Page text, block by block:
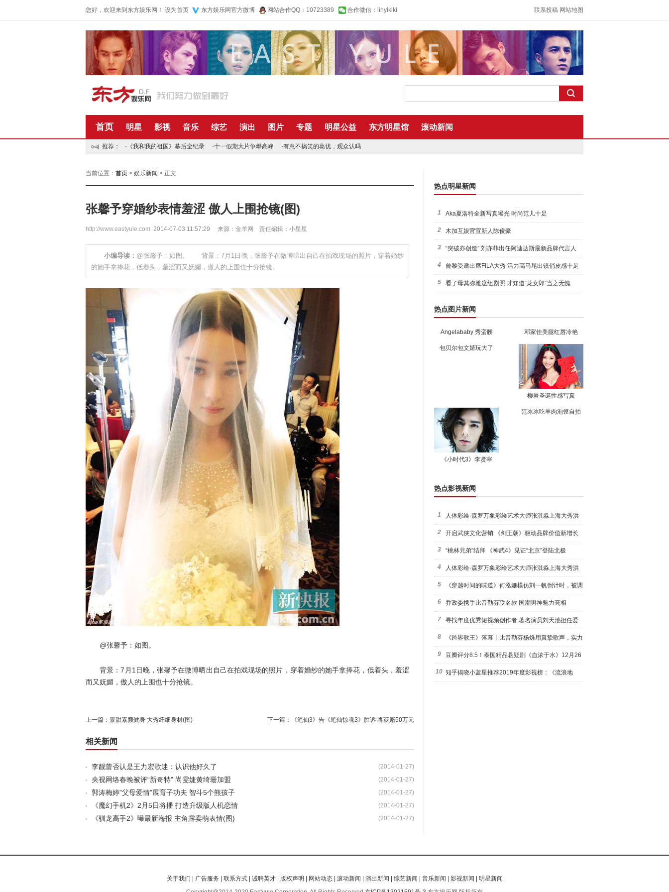
您好，欢迎来到东方娱乐网！ 设为首页 东方娱乐网官方微博 网站合作QQ：10723389 合作微信：linyikiki 联系投稿 网站地图
首页 明星 影视 音乐 综艺 演出 图片 专题 明星公益 东方明星馆 滚动新闻
推荐： · 《我和我的祖国》幕后全纪录 ·十一假期大片争攀高峰 ·有意不搞笑的葛优，观众认吗
当前位置： 首页 > 娱乐新闻 > 正文
张馨予穿婚纱表情羞涩 傲人上围抢镜(图)
http://www.eastyule.com 2014-07-03 11:57:29 来源：金羊网 责任编辑：小星星
小编导读： @张馨予：如图。 背景：7月1日晚，张馨予在微博晒出自己在拍戏现场的照片，穿着婚纱
的她手拿捧花，低着头，羞涩而又妩媚，傲人的上围也十分抢镜。
@张馨予：如图。
背景：7月1日晚，张馨予在微博晒出自己在拍戏现场的照片，穿着婚纱的她手拿捧花，低着头，羞涩
而又妩媚，傲人的上围也十分抢镜。
上一篇： 景甜素颜健身 大秀纤细身材(图) 下一篇： 《笔仙3》告《笔仙惊魂3》胜诉 将获赔50万元
相关新闻
(2014-01-27)
李靓蕾否认是王力宏歌迷：认识他好久了
(2014-01-27)
央视网络春晚被评“新奇特” 尚雯婕黄绮珊加盟
(2014-01-27)
郭涛梅婷"父母爱情"展育子功夫 智斗5个熊孩子
(2014-01-27)
《魔幻手机2》2月5日将播 打造升级版人机恋情
(2014-01-27)
《驯龙高手2》曝最新海报 主角露卖萌表情(图)
热点明星新闻
1 Aka夏洛特全新写真曝光 时尚范儿十足
2 木加互娱官宣新人陈俊豪
3 “突破亦创造” 刘亦菲出任阿迪达斯最新品牌代言人
引爆
4 曾黎受邀出席FILA大秀 活力高马尾出镜俏皮感十足
5 看了母其弥雅这组剧照 才知道“龙女郎”当之无愧
热点图片新闻
Angelababy 秀蛮腰 邓家佳美腿红唇冷艳
包贝尔包文婧玩大了
柳岩圣诞性感写真
《小时代3》李贤宰
范冰冰吃羊肉泡馍自拍
热点影视新闻
1 人体彩绘·森罗万象彩绘艺术大师张淇淼上海大秀洪
荒宇宙
2 开启武侠文化营销 《剑王朝》驱动品牌价值新增长
3 “桃林兄弟”结拜 《神武4》见证“北京”登陆北极
4 人体彩绘·森罗万象彩绘艺术大师张淇淼上海大秀洪
荒宇宙
5 《穿越时间的味道》何泓姗模仿刘一帆倒计时，被调
侃“学人
6 乔政委携手比音勒芬联名款 国潮男神魅力亮相
7 寻找年度优秀短视频创作者,著名演员刘天池担任爱
奇艺号"奇
8 《跨界歌王》落幕丨比音勒芬杨烁用真挚歌声，实力
圈粉!
9 豆瓣评分8.5！泰国精品悬疑剧《血浓于水》12月26
日西瓜视
10 知乎揭晓小蓝星推荐2019年度影视榜：《流浪地
关于我们 | 广告服务 | 联系方式| 诚聘英才| 版权声明 | 网站动态| 滚动新闻 | 演出新闻 | 综艺新闻 | 音乐新闻 | 影视新闻 | 明星新闻